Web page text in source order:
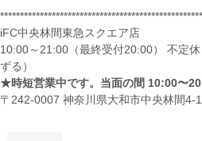
iFC中央林間東急スクエア店
10:00～21:00（最終受付20:00） 不定
ずる）
★時短営業中です。当面の間 10:00〜
〒242-0007 神奈川県大和市中央林間